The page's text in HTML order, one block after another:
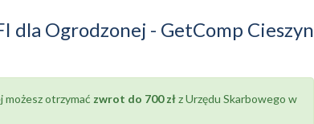
dla Ogrodzonej - GetComp Cieszyn
możesz otrzymać zwrot do 700 złz Urzędu Skarbowego w